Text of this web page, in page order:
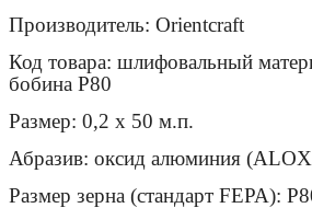
Производитель: Orientcraft
Код товара: шлифовальный
бобина Р80
Размер: 0,2 х 50 м.п.
Абразив: оксид алюминия
Размер зерна (стандарт FEPA):